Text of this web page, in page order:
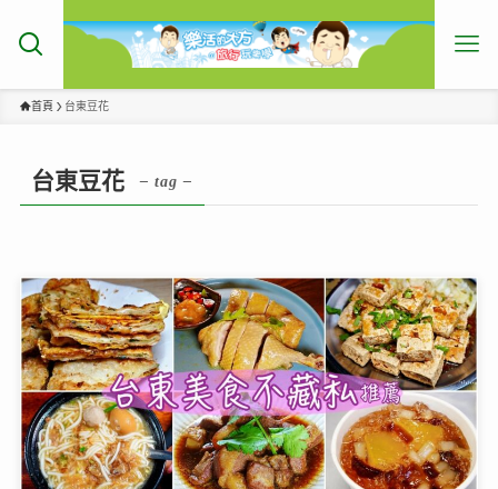
首頁 台東豆花
台東豆花 – tag –